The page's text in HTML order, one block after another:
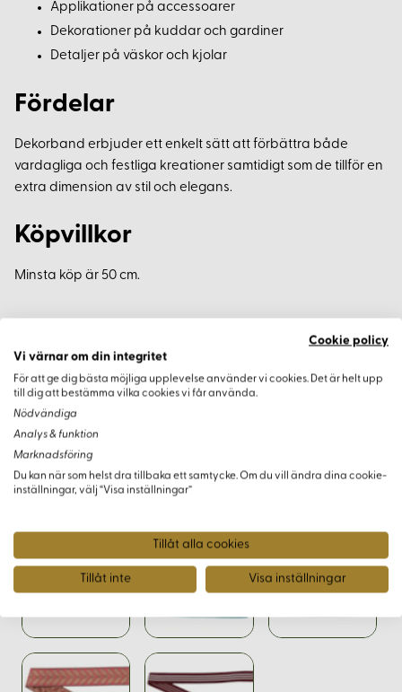
Applikationer på accessoarer
Dekorationer på kuddar och gardiner
Detaljer på väskor och kjolar
Fördelar
Dekorband erbjuder ett enkelt sätt att förbättra både
vardagliga och festliga kreationer samtidigt som de tillför en
extra dimension av stil och elegans.
Köpvillkor
Minsta köp är 50 cm.
Varianter
Cookie policy
Vi värnar om din integritet
För att ge dig bästa möjliga upplevelse använder vi cookies. Det är helt upp
till dig att bestämma vilka cookies vi får använda.
Nödvändiga
Analys & funktion
Marknadsföring
Du kan när som helst dra tillbaka ett samtycke. Om du vill ändra dina cookie-
inställningar, välj “Visa inställningar”
Tillåt alla cookies
Tillåt inte Visa inställningar